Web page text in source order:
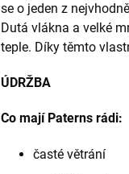
se o jeden z
Dutá vlákna a velké
teple. Díky těmto
ÚDRŽBA
Co mají Paterns rádi:
časté větrání